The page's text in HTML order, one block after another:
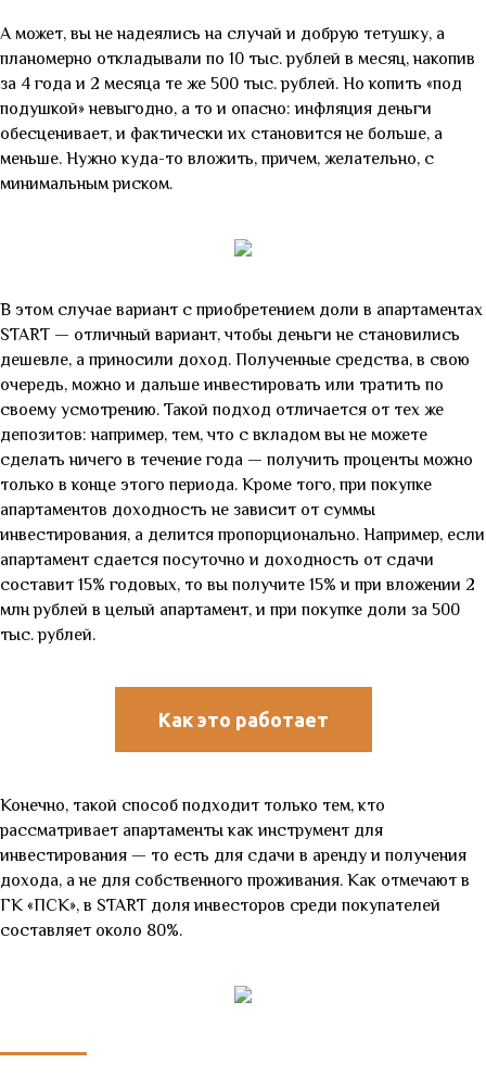
А может, вы не надеялись на случай и добрую тетушку, а
планомерно откладывали по 10 тыс. рублей в месяц, накопив
за 4 года и 2 месяца те же 500 тыс. рублей. Но копить «под
подушкой» невыгодно, а то и опасно: инфляция деньги
обесценивает, и фактически их становится не больше, а
меньше. Нужно куда-то вложить, причем, желательно, с
минимальным риском.
В этом случае вариант с приобретением доли в апартаментах
START — отличный вариант, чтобы деньги не становились
дешевле, а приносили доход. Полученные средства, в свою
очередь, можно и дальше инвестировать или тратить по
своему усмотрению. Такой подход отличается от тех же
депозитов: например, тем, что с вкладом вы не можете
сделать ничего в течение года — получить проценты можно
только в конце этого периода. Кроме того, при покупке
апартаментов доходность не зависит от суммы
инвестирования, а делится пропорционально. Например, если
апартамент сдается посуточно и доходность от сдачи
составит 15% годовых, то вы получите 15% и при вложении 2
млн рублей в целый апартамент, и при покупке доли за 500
тыс. рублей.
Как это работает
Конечно, такой способ подходит только тем, кто
рассматривает апартаменты как инструмент для
инвестирования — то есть для сдачи в аренду и получения
дохода, а не для собственного проживания. Как отмечают в
ГК «ПСК», в START доля инвесторов среди покупателей
составляет около 80%.